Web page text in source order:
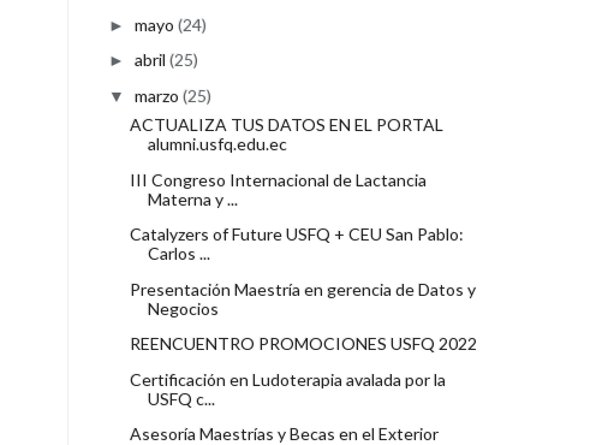
► mayo (24)
► abril (25)
▼ marzo (25)
ACTUALIZA TUS DATOS EN EL PORTAL
alumni.usfq.edu.ec
III Congreso Internacional de Lactancia
Materna y ...
Catalyzers of Future USFQ + CEU San Pablo:
Carlos ...
Presentación Maestría en gerencia de Datos y
Negocios
REENCUENTRO PROMOCIONES USFQ 2022
Certificación en Ludoterapia avalada por la
USFQ c...
Asesoría Maestrías y Becas en el Exterior